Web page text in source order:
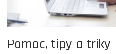
Pomoc, tipy a triky